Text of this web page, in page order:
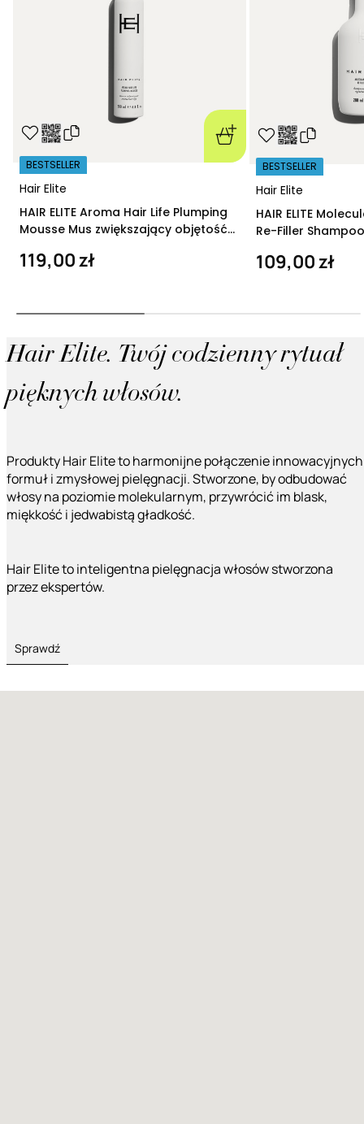
Hair Elite
BESTSELLER
HAIR ELITE Aroma Hair Life Plumping
Mousse Mus zwiększający objętość
119,00 zł
Hair Elite
BESTSELLER
HAIR ELITE
Re-Filler
109,00 zł
Hair Elite. Twój codzienny rytuał
pięknych włosów.
Produkty Hair Elite to harmonijne połączenie innowacyjnych
formuł i zmysłowej pielęgnacji. Stworzone, by odbudować
włosy na poziomie molekularnym, przywrócić im blask,
miękkość i jedwabistą gładkość.
Hair Elite to inteligentna pielęgnacja włosów stworzona
przez ekspertów.
Sprawdź